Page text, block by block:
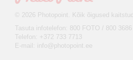
© 2026 Photopoint. Kõik õigused kaitstud
Tasuta infotelefon: 800 FOTO / 800 3686
Telefon: +372 733 7713
E-mail: info@photopoint.ee